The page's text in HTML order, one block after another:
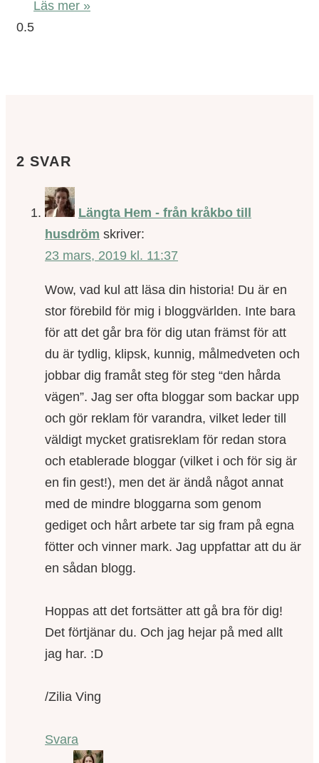
Läs mer »
2 SVAR
Längta Hem - från kråkbo till
husdröm skriver:
23 mars, 2019 kl. 11:37
Wow, vad kul att läsa din historia! Du är en
stor förebild för mig i bloggvärlden. Inte bara
för att det går bra för dig utan främst för att
du är tydlig, klipsk, kunnig, målmedveten och
jobbar dig framåt steg för steg “den hårda
vägen”. Jag ser ofta bloggar som backar upp
och gör reklam för varandra, vilket leder till
väldigt mycket gratisreklam för redan stora
och etablerade bloggar (vilket i och för sig är
en fin gest!), men det är ändå något annat
med de mindre bloggarna som genom
gediget och hårt arbete tar sig fram på egna
fötter och vinner mark. Jag uppfattar att du är
en sådan blogg.
Hoppas att det fortsätter att gå bra för dig!
Det förtjänar du. Och jag hejar på med allt
jag har. :D
/Zilia Ving
Svara